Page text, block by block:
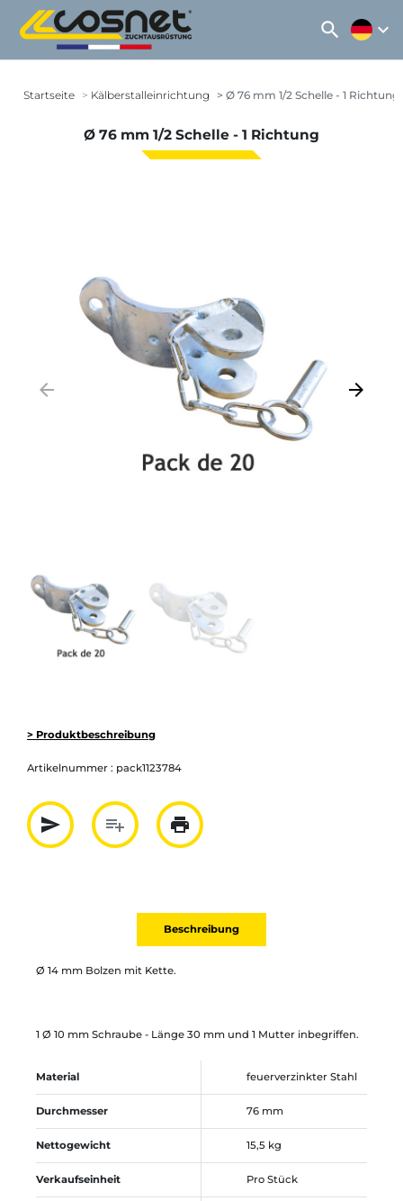
search expand_more
Startseite Kälberstalleinrichtung Ø 76 mm 1/2 Schelle - 1 Richtung
Ø 76 mm 1/2 Schelle - 1 Richtung
arrow_backward Weiter
arrow_forward
> Produktbeschreibung
Artikelnummer : pack1123784
send
Partager par mail
playlist_add
Ajouter à la liste
print
Imprimer
Beschreibung
Ø 14 mm Bolzen mit Kette.
1 Ø 10 mm Schraube - Länge 30 mm und 1 Mutter inbegriffen.
Material feuerverzinkter Stahl
Durchmesser 76 mm
Nettogewicht 15,5 kg
Verkaufseinheit Pro Stück